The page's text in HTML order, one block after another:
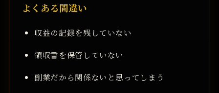
よくある間違い
収益の記録を残していない
領収書を保管していない
副業だから関係ないと思ってしまう